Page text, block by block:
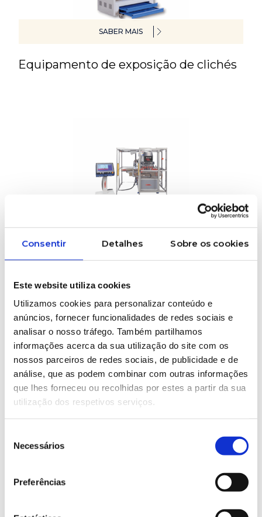
Consentir Detalhes Sobre os cookies
Este website utiliza cookies
Utilizamos cookies para personalizar conteúdo e
anúncios, fornecer funcionalidades de redes sociais e
analisar o nosso tráfego. Também partilhamos
informações acerca da sua utilização do site com os
nossos parceiros de redes sociais, de publicidade e de
análise, que as podem combinar com outras informações
que lhes forneceu ou recolhidas por estes a partir da sua
utilização dos respetivos serviços.
Necessários
Preferências
SABER MAIS
Equipamento de exposição de clichés
Estufa UV para tampografia